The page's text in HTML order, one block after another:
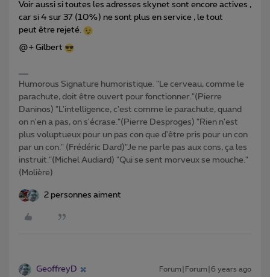
Voir aussi si toutes les adresses skynet sont encore actives ,
car si 4 sur 37 (10%) ne sont plus en service , le tout
peut être rejeté.
@+ Gilbert
Humorous Signature humoristique. "Le cerveau, comme le
parachute, doit être ouvert pour fonctionner."(Pierre
Daninos) "L'intelligence, c'est comme le parachute, quand
on n'en a pas, on s'écrase."(Pierre Desproges) "Rien n'est
plus voluptueux pour un pas con que d'être pris pour un con
par un con." (Frédéric Dard)"Je ne parle pas aux cons, ça les
instruit."(Michel Audiard) "Qui se sent morveux se mouche."
(Molière)
2 personnes aiment
GeoffreyD Forum|Forum|6 years ago